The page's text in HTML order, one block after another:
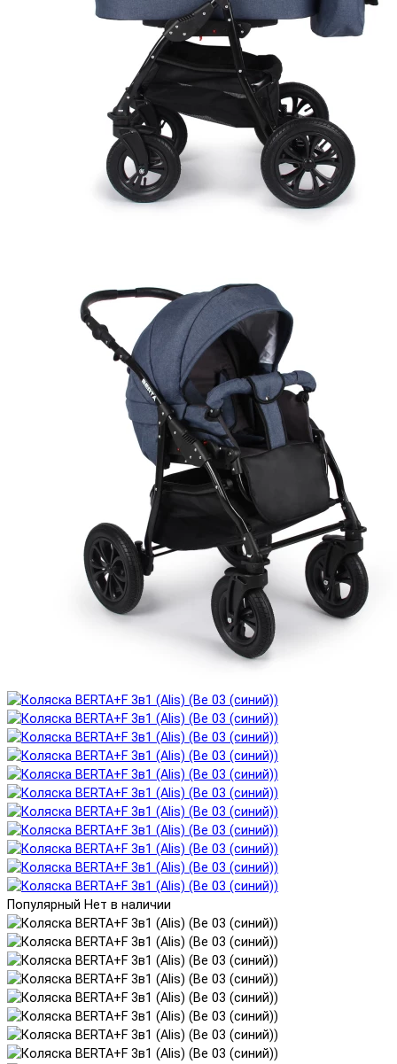
Популярный Нет в наличии